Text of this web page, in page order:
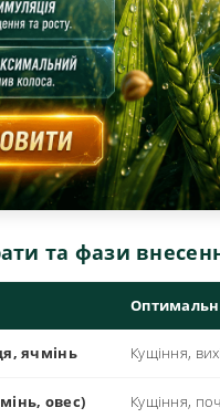
та фази
ячмінь Кущіння,
овес) Кущіння,